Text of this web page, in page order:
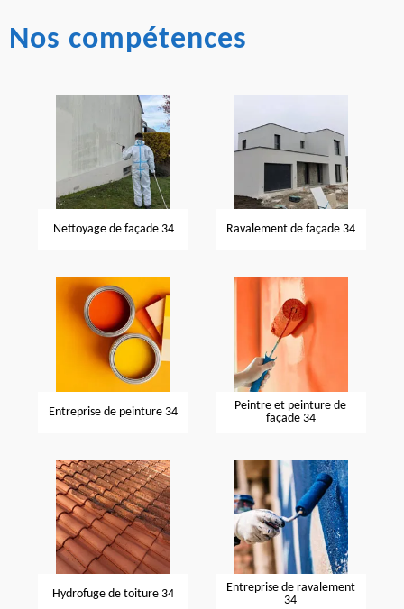
Nos compétences
Nettoyage de façade 34 Ravalement de façade 34
Entreprise de peinture 34
Peintre et peinture de
façade 34
Hydrofuge de toiture 34
Entreprise de ravalement
34